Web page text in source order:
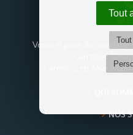
Tout
Vente et pose de carrelage.
Carrelage
Carreleur en Alsace
NOS